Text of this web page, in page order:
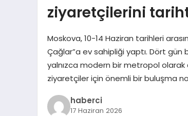
ziyaretçilerini
Moskova, 10-14 Haziran tarihleri
Çağlar”a ev sahipliği yaptı. Dört gün
yalnızca modern bir metropol
ziyaretçiler için önemli bir buluşma
haberci
17 Haziran 2026